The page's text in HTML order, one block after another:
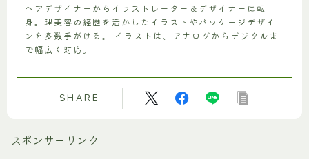
ヘアデザイナーからイラストレーター＆デザイナーに転
身。理美容の経歴を活かしたイラストやパッケージデザイ
ンを多数手がける。 イラストは、アナログからデジタルま
で幅広く対応。
SHARE
スポンサーリンク